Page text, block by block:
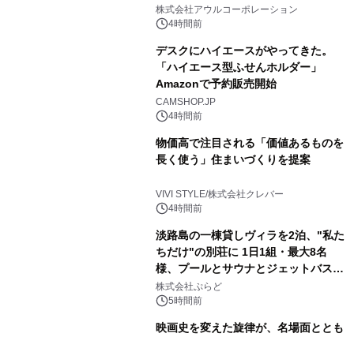
大人の冬旅を。ー夕日ヶ浦温泉「佳松
苑 別邸ふうか」ー
株式会社アウルコーポレーション
4時間前
デスクにハイエースがやってきた。
「ハイエース型ふせんホルダー」
Amazonで予約販売開始
CAMSHOP.JP
4時間前
物価高で注目される「価値あるものを
長く使う」住まいづくりを提案
VIVI STYLE/株式会社クレバー
4時間前
淡路島の一棟貸しヴィラを2泊、"私た
ちだけ"の別荘に 1日1組・最大8名
様、プールとサウナとジェットバス付
きで Villa Mon Temps AWAJIの連泊
素泊りプラン
株式会社ぷらど
5時間前
映画史を変えた旋律が、名場面ととも